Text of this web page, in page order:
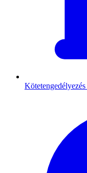
Kötetengedélyezés